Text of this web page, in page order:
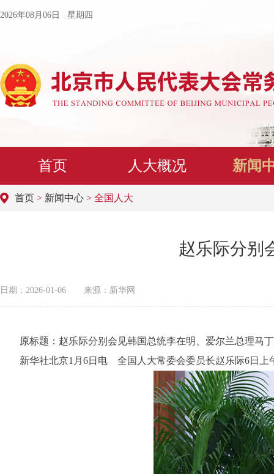
2026年08月06日 星期四
首页 人大概况 新闻
首页 > 新闻中心 > 全国人大
赵乐际分别
日期：2026-01-06 来源：新华网
原标题：赵乐际分别会见韩国总统李在明、爱尔兰总理马丁
新华社北京1月6日电 全国人大常委会委员长赵乐际6日上